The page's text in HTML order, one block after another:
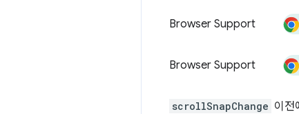
Browser Support
Browser Support
scrollSnapChange 이전